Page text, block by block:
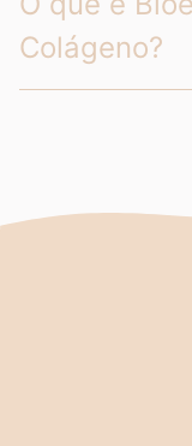
Colágeno?